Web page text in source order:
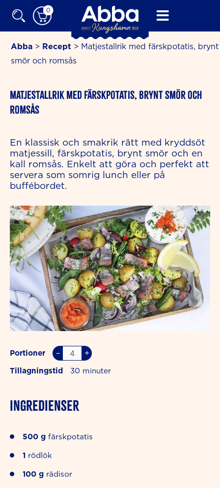
0
Abba > Recept > Matjestallrik med färskpotatis, brynt
smör och romsås
Matjestallrik med färskpotatis, brynt smör och
romsås
En klassisk och smakrik rätt med kryddsöt
matjessill, färskpotatis, brynt smör och en
kall romsås. Enkelt att göra och perfekt att
servera som somrig lunch eller på
buffébordet.
Portioner – +
Tillagningstid 30
INGREDIENSER
500 g färskpotatis
1 rödlök
100 g rädisor